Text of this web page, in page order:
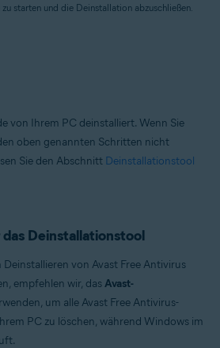
starten und die Deinstallation abzuschließen.
von Ihrem PC deinstalliert. Wenn Sie
oben genannten Schritten nicht
Sie den Abschnitt Deinstallationstool
Deinstallationstool
von Avast Free Antivirus
empfehlen wir, dasAvast-
um alle Avast Free Antivirus-
PC zu löschen, während Windows im